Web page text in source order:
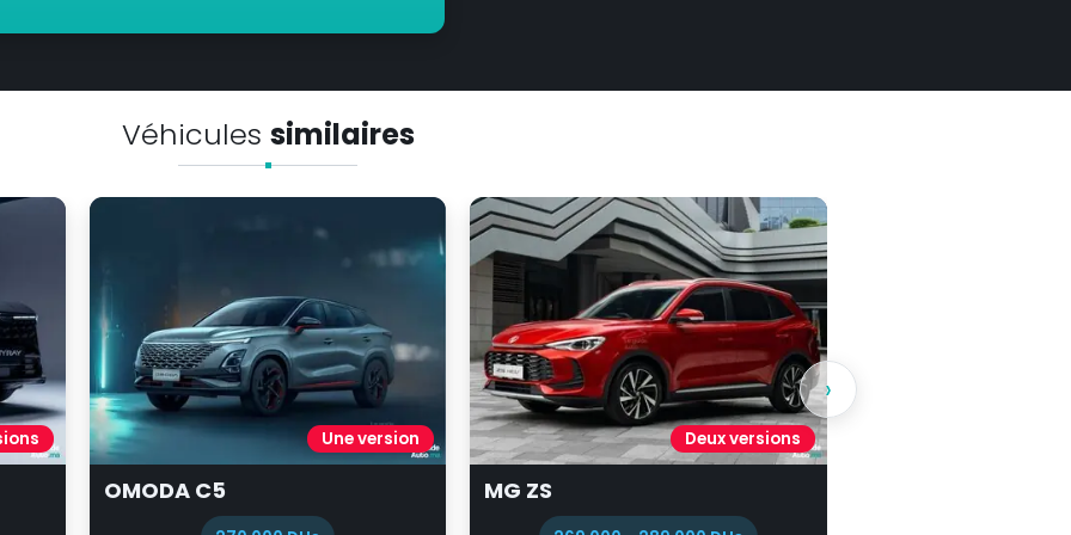
Véhicules similaires
Deux versions
MG ZS
Trois versions
CHANGAN CS55+
›